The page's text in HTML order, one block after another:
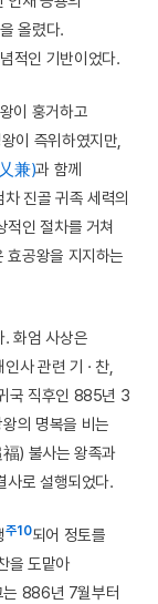
올렸다.
적인 기반이었다.
이 훙거하고
이 즉위하였지만,
兼)과 함께
진골 귀족 세력의
인 절차를 거쳐
효공왕을 지지하는
. 화엄 사상은
인사 관련 기 · 찬,
국 직후인 885년 3
의 명복을 비는
) 불사는 왕족과
사로 설행되었다.
주10되어 정토를
을 도맡아
는 886년 7월부터